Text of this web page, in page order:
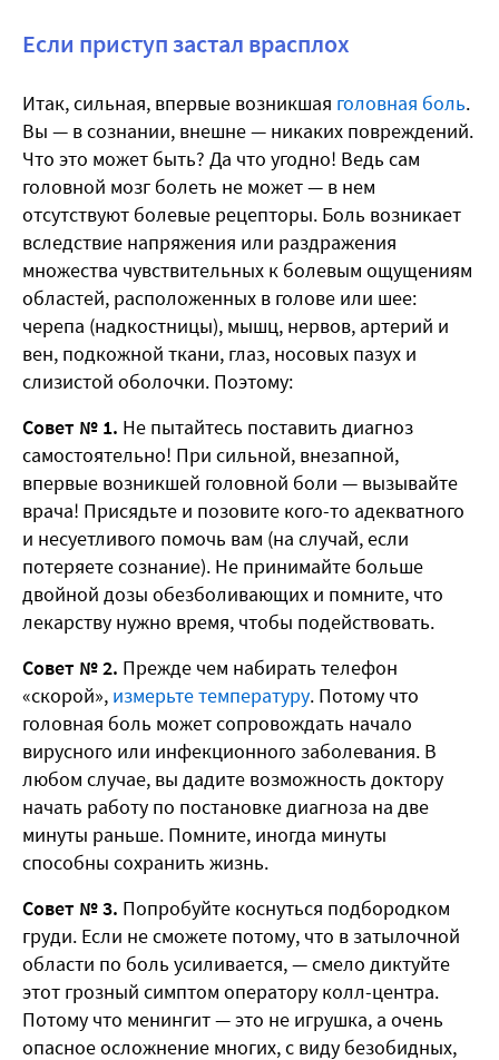
Если приступ застал врасплох
Итак, сильная, впервые возникшая головная боль.
Вы — в сознании, внешне — никаких повреждений.
Что это может быть? Да что угодно! Ведь cам
головной мозг болеть не может — в нем
отсутствуют болевые рецепторы. Боль возникает
вследствие напряжения или раздражения
множества чувствительных к болевым ощущениям
областей, расположенных в голове или шее:
черепа (надкостницы), мышц, нервов, артерий и
вен, подкожной ткани, глаз, носовых пазух и
слизистой оболочки. Поэтому:
Совет № 1. Не пытайтесь поставить диагноз
самостоятельно! При сильной, внезапной,
впервые возникшей головной боли — вызывайте
врача! Присядьте и позовите кого-то адекватного
и несуетливого помочь вам (на случай, если
потеряете сознание). Не принимайте больше
двойной дозы обезболивающих и помните, что
лекарству нужно время, чтобы подействовать.
Совет № 2. Прежде чем набирать телефон
«скорой», измерьте температуру. Потому что
головная боль может сопровождать начало
вирусного или инфекционного заболевания. В
любом случае, вы дадите возможность доктору
начать работу по постановке диагноза на две
минуты раньше. Помните, иногда минуты
способны сохранить жизнь.
Совет № 3. Попробуйте коснуться подбородком
груди. Если не сможете потому, что в затылочной
области по боль усиливается, — смело диктуйте
этот грозный симптом оператору колл-центра.
Потому что менингит — это не игрушка, а очень
опасное осложнение многих, с виду безобидных,